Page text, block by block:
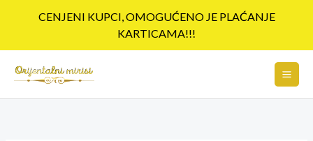
CENJENI KUPCI, OMOGUĆENO JE PLAĆANJE
KARTICAMA!!!
Sortirano